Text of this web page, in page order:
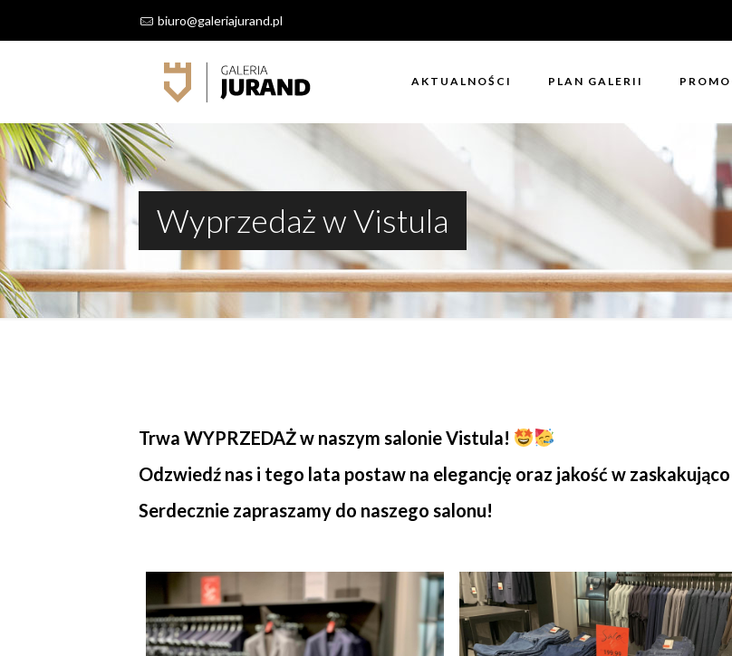
biuro@galeriajurand.pl
AKTUALNOŚCI PLAN GALERII
Wyprzedaż w Vistula
Trwa WYPRZEDAŻ w naszym salonie Vistula!
Odzwiedź nas i tego lata postaw na elegancję oraz jakość w
Serdecznie zapraszamy do naszego salonu!